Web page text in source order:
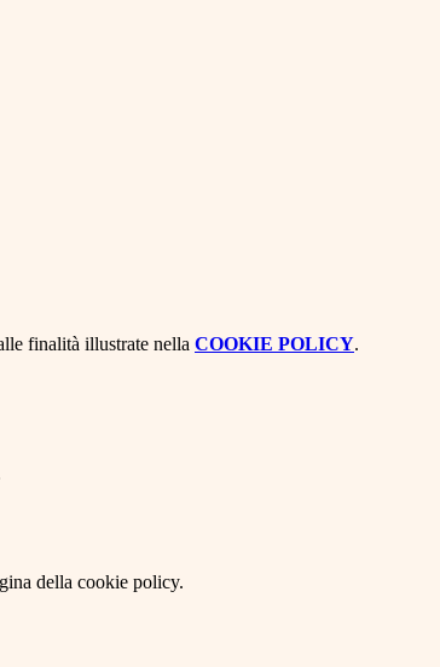
finalità illustrate nella COOKIE POLICY.
della cookie policy.